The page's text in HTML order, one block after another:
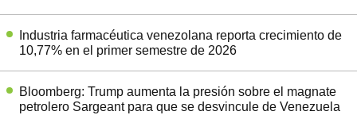
Industria farmacéutica venezolana reporta crecimiento de
10,77% en el primer semestre de 2026
Bloomberg: Trump aumenta la presión sobre el magnate
petrolero Sargeant para que se desvincule de Venezuela